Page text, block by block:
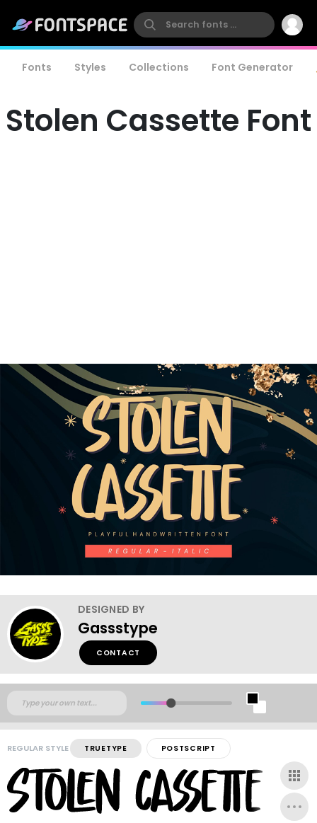
Fonts Styles Collections Font Generator
Stolen Cassette Font
DESIGNED BY
Gassstype
CONTACT
REGULAR STYLE TRUETYPE POSTSCRIPT